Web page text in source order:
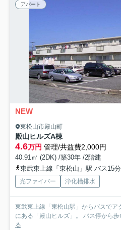
アパート
NEW
東松山市殿山町
殿山ヒルズA棟
4.6万円 管理/共益費2,000円
40.91㎡ (2DK) /築30年 /2階建
東武東上線「東松山」駅 バス15分
光ファイバー 浄化槽排水
東武東上線「東松山駅」からバスでア
にある「殿山ヒルズ」。 バス停から
る